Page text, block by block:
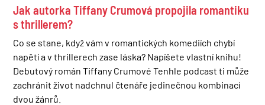
Jak autorka Tiffany Crumová propojila romantiku
s thrillerem?
Co se stane, když vám v romantických komediích chybí
napětí a v thrillerech zase láska? Napíšete vlastní knihu!
Debutový román Tiffany Crumové Tenhle podcast ti může
zachránit život nadchnul čtenáře jedinečnou kombinací
dvou žánrů.